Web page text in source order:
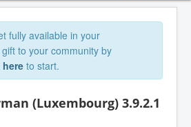
fully available in your
to your community by
here to start.
(Luxembourg) 3.9.2.1